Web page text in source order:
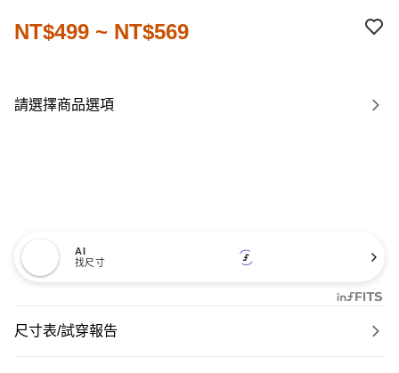
NT$499 ~ NT$569
請選擇商品選項
AI
找尺寸
尺寸表/試穿報告